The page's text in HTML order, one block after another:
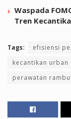
Waspada
Tren
Tags: efisiensi
kecantikan urban
perawatan